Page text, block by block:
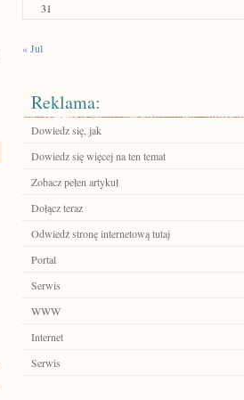
31
« Jul
Reklama:
Dowiedz się, jak
Dowiedz się więcej na ten temat
Zobacz pełen artykuł
Dołącz teraz
Odwiedź stronę internetową tutaj
Portal
Serwis
WWW
Internet
Serwis